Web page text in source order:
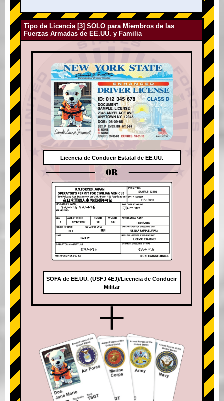
Tipo de Licencia [3] SOLO para Miembros de las
Fuerzas Armadas de EE.UU. y Familia
Licencia de Conducir Estatal de EE.UU.
OR
SOFA de EE.UU. (USFJ 4EJ)/Licencia de Conducir
Militar
+